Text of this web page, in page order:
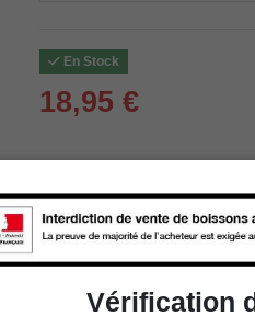
En Stock
18,95 €
store Retrait en
Vérification